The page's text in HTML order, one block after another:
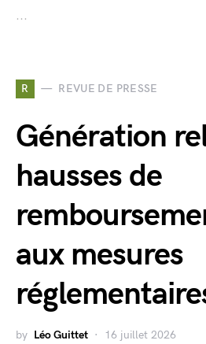
...
R REVUE DE PRESSE
Génération
hausses de
aux mesures
by Léo Guittet 16 juillet 2026